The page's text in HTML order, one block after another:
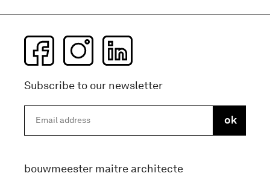
Subscribe to our newsletter
bouwmeester maitre architecte